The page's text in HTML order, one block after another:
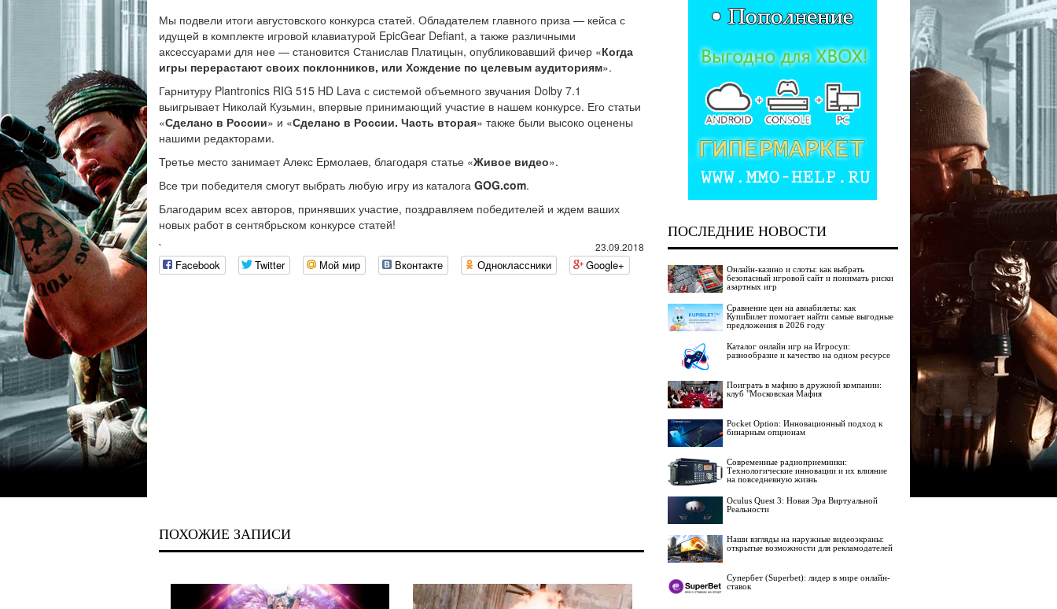
Мы подвели итоги августовского конкурса статей. Обладателем главного приза — кейса с
идущей в комплекте игровой клавиатурой EpicGear Defiant, а также различными
аксессуарами для нее — становится Станислав Платицын, опубликовавший фичер «Когда
игры перерастают своих поклонников, или Хождение по целевым аудиториям».
Гарнитуру Plantronics RIG 515 HD Lava с системой объемного звучания Dolby 7.1
выигрывает Николай Кузьмин, впервые принимающий участие в нашем конкурсе. Его статьи
«Сделано в России» и «Сделано в России. Часть вторая» также были высоко оценены
нашими редакторами.
Третье место занимает Алекс Ермолаев, благодаря статье «Живое видео».
Все три победителя смогут выбрать любую игру из каталога GOG.com.
Благодарим всех авторов, принявших участие, поздравляем победителей и ждем ваших
новых работ в сентябрьском конкурсе статей!
23.09.2018
`
Facebook Twitter Мой мир Вконтакте Одноклассники Google+
ПОХОЖИЕ ЗАПИСИ
ПОСЛЕДНИЕ НОВОСТИ
Онлайн-казино и слоты: как выбрать
безопасный игровой сайт и понимать риски
азартных игр
Сравнение цен на авиабилеты: как
КупиБилет помогает найти самые выгодные
предложения в 2026 году
Каталог онлайн игр на Игросуп:
разнообразие и качество на одном ресурсе
Поиграть в мафию в дружной компании:
клуб "Московская Мафия
Pocket Option: Инновационный подход к
бинарным опционам
Современные радиоприемники:
Технологические инновации и их влияние
на повседневную жизнь
Oculus Quest 3: Новая Эра Виртуальной
Реальности
Наши взгляды на наружные видеоэкраны:
открытые возможности для рекламодателей
Супербет (Superbet): лидер в мире онлайн-
ставок